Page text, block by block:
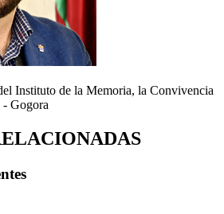
Instituto de la Memoria, la Convivencia
- Gogora